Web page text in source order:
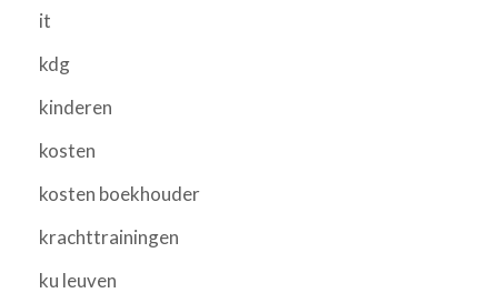
it
kdg
kinderen
kosten
kosten boekhouder
krachttrainingen
ku leuven